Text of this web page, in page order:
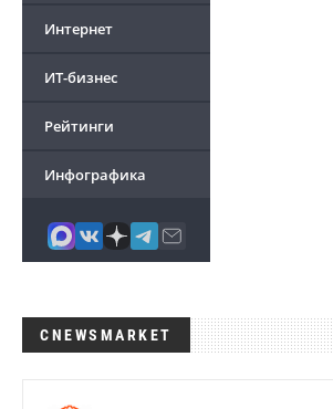
Интернет
ИТ-бизнес
Рейтинги
Инфографика
CNEWSMARKET